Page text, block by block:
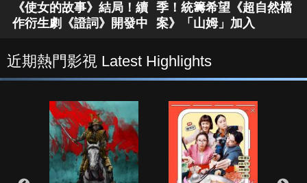
《使女的故事》結局！續
作衍生劇《證詞》開發中
季！統籌希望《超自然檔
案》「山姆」加入
近期熱門影視 Latest Highlights